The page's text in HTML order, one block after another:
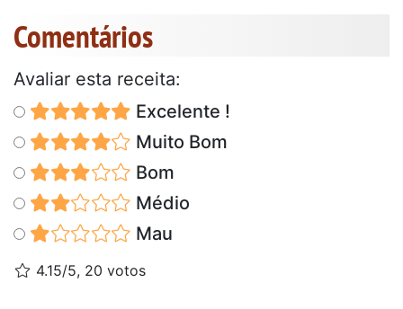
Comentários
Avaliar esta receita:
Excelente !
Muito Bom
Bom
Médio
Mau
4.15/5, 20 votos